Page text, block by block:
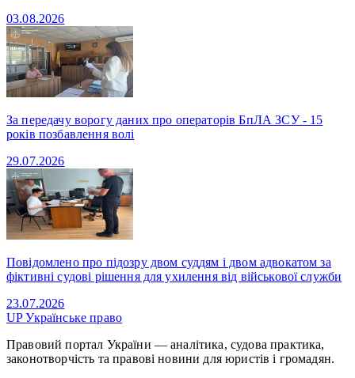
03.08.2026
За передачу ворогу даних про операторів БпЛА ЗСУ - 15
років позбавлення волі
29.07.2026
Повідомлено про підозру двом суддям і двом адвокатом за
фіктивні судові рішення для ухилення від військової служби
23.07.2026
UPУкраїнське право
Правовий портал України — аналітика, судова практика,
законотворчість та правові новини для юристів і громадян.